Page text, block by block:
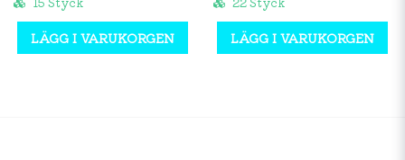
LÄGG I VARUKORGEN LÄGG I VARUKORGEN